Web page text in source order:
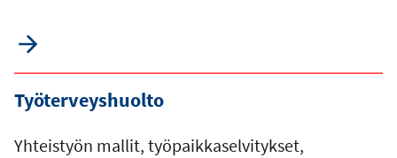
Työterveyshuolto
Yhteistyön mallit, työpaikkaselvitykset,